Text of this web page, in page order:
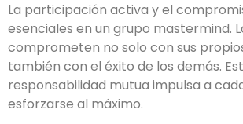
La participación activa y el
esenciales en un grupo mastermind.
comprometen no solo con sus
también con el éxito de los demás.
responsabilidad mutua impulsa a
esforzarse al máximo.